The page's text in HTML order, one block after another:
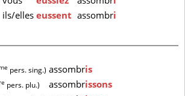
ils/elles eussent assombri
pers. sing.) assombris
pers. plu.) assombrissons